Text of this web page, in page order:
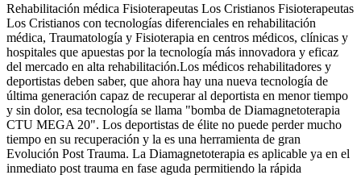
Rehabilitación médica Fisioterapeutas Los Cristianos Fisioterapeutas
Los Cristianos con tecnologías diferenciales en rehabilitación
médica, Traumatología y Fisioterapia en centros médicos, clínicas y
hospitales que apuestas por la tecnología más innovadora y eficaz
del mercado en alta rehabilitación.Los médicos rehabilitadores y
deportistas deben saber, que ahora hay una nueva tecnología de
última generación capaz de recuperar al deportista en menor tiempo
y sin dolor, esa tecnología se llama "bomba de Diamagnetoterapia
CTU MEGA 20". Los deportistas de élite no puede perder mucho
tiempo en su recuperación y la es una herramienta de gran
Evolución Post Trauma. La Diamagnetoterapia es aplicable ya en el
inmediato post trauma en fase aguda permitiendo la rápida